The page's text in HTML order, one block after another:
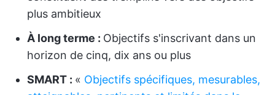
plus ambitieux
À long terme : Objectifs s'inscrivant dans un
horizon de cinq, dix ans ou plus
SMART : « Objectifs spécifiques, mesurables,